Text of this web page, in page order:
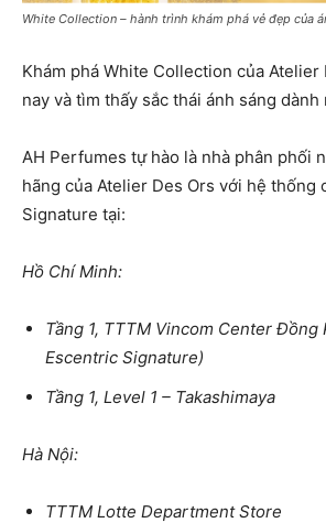
White Collection – hành trình khám phá vẻ đẹp của
Khám phá White Collection của Atelier
nay và tìm thấy sắc thái ánh sáng
AH Perfumes tự hào là nhà phân phối
hãng của Atelier Des Ors với hệ thống
Signature tại:
Hồ Chí Minh:
Tầng 1, TTTM Vincom Center Đồng
Escentric Signature)
Tầng 1, Level 1 – Takashimaya
Hà Nội:
TTTM Lotte Department Store